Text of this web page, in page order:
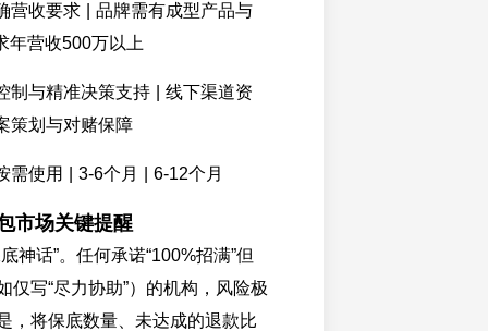
营收要求 | 品牌需有成型产品与
年营收500万以上
制与精准决策支持 | 线下渠道资
策划与对赌保障
需使用 | 3-6个月 | 6-12个月
市场关键提醒
神话”。任何承诺“100%招满”但
仅写“尽力协助”）的机构，风险极
，将保底数量、未达成的退款比